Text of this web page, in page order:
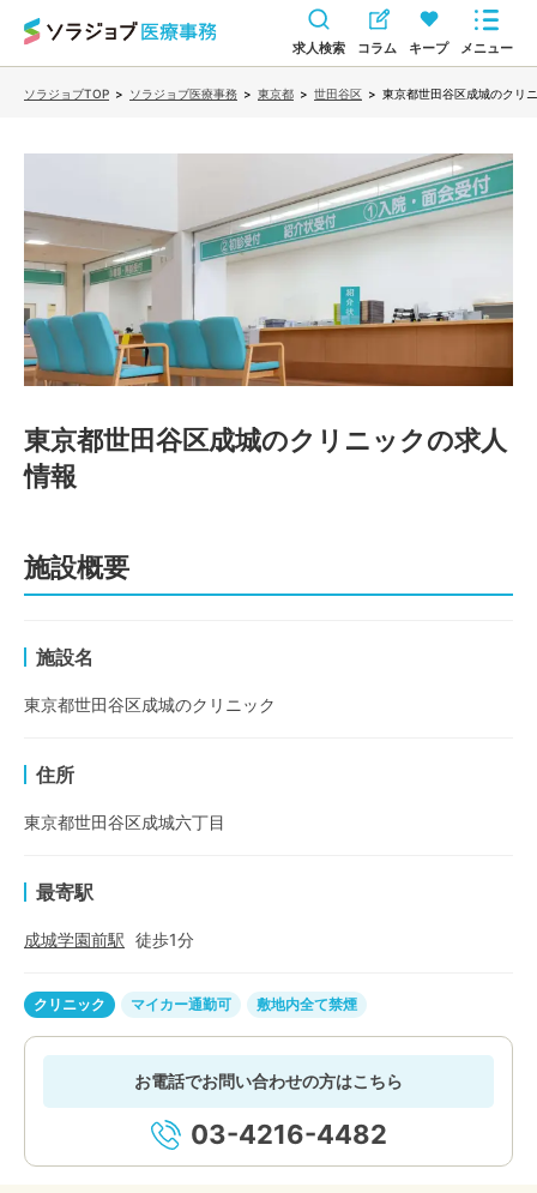
求人検索 コラム キープ メニュー
ソラジョブTOP > ソラジョブ医療事務 > 東京都 > 世田谷区 > 東京都世田谷区成城のクリ
東京都世田谷区成城のクリニックの求人
情報
施設概要
施設名
東京都世田谷区成城のクリニック
住所
東京都世田谷区成城六丁目
最寄駅
成城学園前駅 徒歩1分
クリニック マイカー通勤可 敷地内全て禁煙
お電話でお問い合わせの方はこちら
03-4216-4482